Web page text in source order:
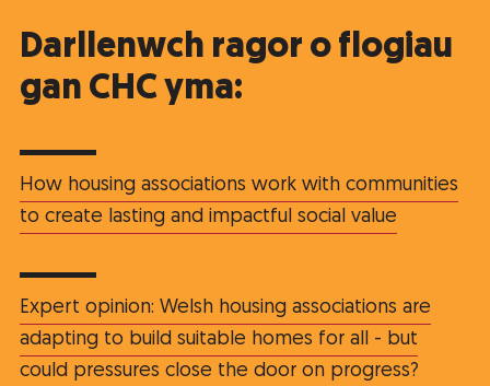
Darllenwch ragor o flogiau
gan CHC yma:
How housing associations work with communities
to create lasting and impactful social value
Expert opinion: Welsh housing associations are
adapting to build suitable homes for all - but
could pressures close the door on progress?